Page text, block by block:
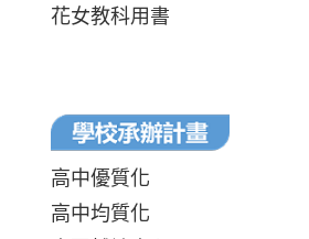
花女教科用書
高中優質化
高中均質化